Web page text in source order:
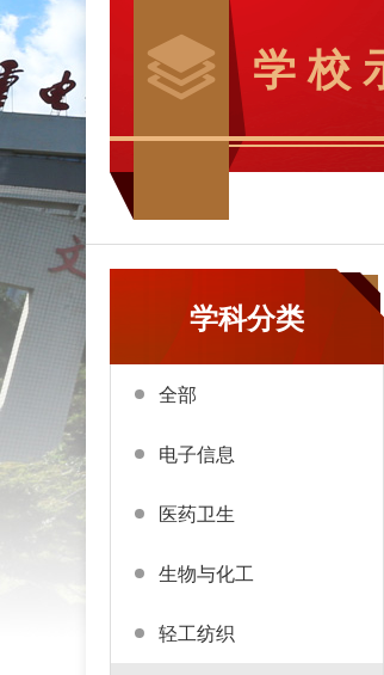
学 校
学科分类
全部
电子信息
医药卫生
生物与化工
轻工纺织